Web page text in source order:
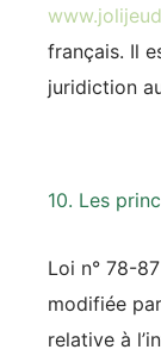
français. Il
juridiction
10. Les
Loi n° 78-
modifiée
relative à